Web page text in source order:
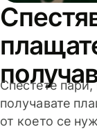
Спестете
получавате
от което се